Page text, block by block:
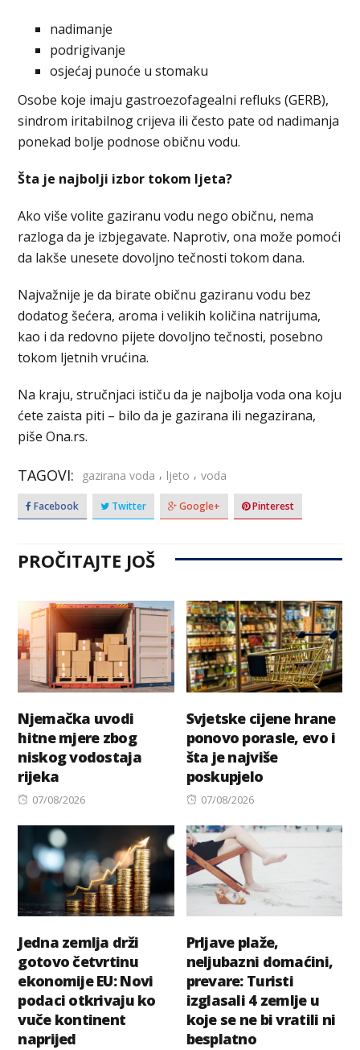
nadimanje
podrigivanje
osjećaj punoće u stomaku
Osobe koje imaju gastroezofagealni refluks (GERB),
sindrom iritabilnog crijeva ili često pate od nadimanja
ponekad bolje podnose običnu vodu.
Šta je najbolji izbor tokom ljeta?
Ako više volite gaziranu vodu nego običnu, nema
razloga da je izbjegavate. Naprotiv, ona može pomoći
da lakše unesete dovoljno tečnosti tokom dana.
Najvažnije je da birate običnu gaziranu vodu bez
dodatog šećera, aroma i velikih količina natrijuma,
kao i da redovno pijete dovoljno tečnosti, posebno
tokom ljetnih vrućina.
Na kraju, stručnjaci ističu da je najbolja voda ona koju
ćete zaista piti – bilo da je gazirana ili negazirana,
piše Ona.rs.
TAGOVI: gazirana voda , ljeto , voda
Facebook Twitter Google+ Pinterest
PROČITAJTE JOŠ
Njemačka uvodi
hitne mjere zbog
niskog vodostaja
rijeka
Posted
07/08/2026
Svjetske cijene hrane
ponovo porasle, evo i
šta je najviše
poskupjelo
Posted
07/08/2026
Jedna zemlja drži
gotovo četvrtinu
ekonomije EU: Novi
podaci otkrivaju ko
vuče kontinent
naprijed
Prljave plaže,
neljubazni domaćini,
prevare: Turisti
izglasali 4 zemlje u
koje se ne bi vratili ni
besplatno